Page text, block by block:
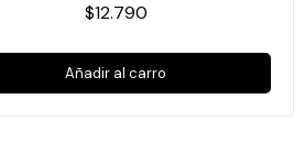
$12.790
Añadir al carro